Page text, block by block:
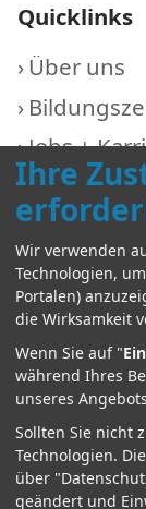
Quicklinks
Über uns
Jobs +
aktuell
Kontakt
Weitere
Der Träger
Impressum
Sitemap
Ihre
Wir verwenden
Technologien,
Portalen)
die Wirksamkeit
Wenn Sie auf "
während Ihres
unseres
Sollten Sie nicht
Technologien.
über
geändert und